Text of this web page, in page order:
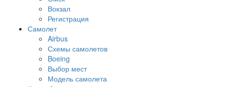
Вокзал
Регистрация
Самолет
Airbus
Схемы самолетов
Boeing
Выбор мест
Модель самолета